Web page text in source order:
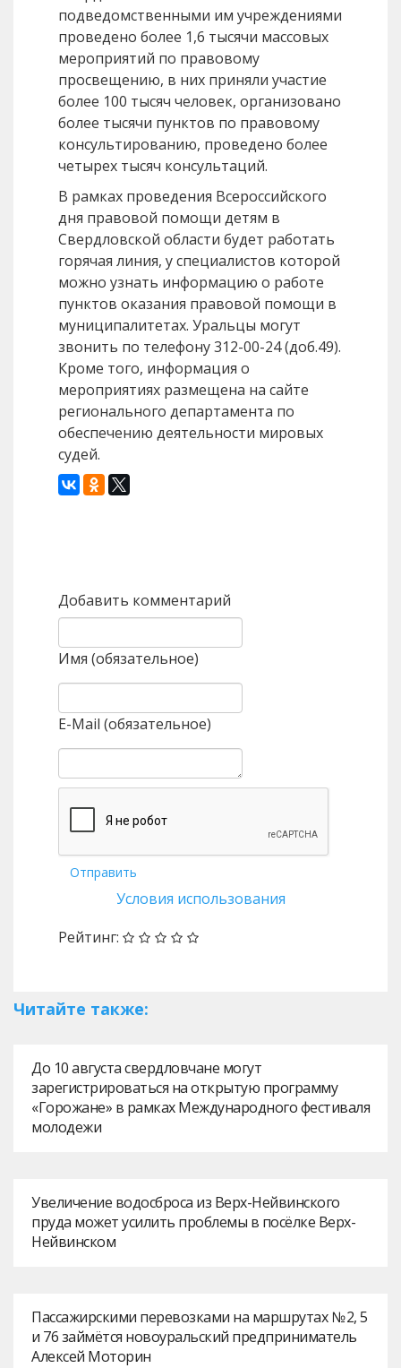
подведомственными им учреждениями
проведено более 1,6 тысячи массовых
мероприятий по правовому
просвещению, в них приняли участие
более 100 тысяч человек, организовано
более тысячи пунктов по правовому
консультированию, проведено более
четырех тысяч консультаций.
В рамках проведения Всероссийского
дня правовой помощи детям в
Свердловской области будет работать
горячая линия, у специалистов которой
можно узнать информацию о работе
пунктов оказания правовой помощи в
муниципалитетах. Уральцы могут
звонить по телефону 312-00-24 (доб.49).
Кроме того, информация о
мероприятиях размещена на сайте
регионального департамента по
обеспечению деятельности мировых
судей.
Добавить комментарий
Имя (обязательное)
E-Mail (обязательное)
Отправить
Условия использования
Рейтинг:
Читайте также:
До 10 августа свердловчане могут
зарегистрироваться на открытую программу
«Горожане» в рамках Международного фестиваля
молодежи
Увеличение водосброса из Верх-Нейвинского
пруда может усилить проблемы в посёлке Верх-
Нейвинском
Пассажирскими перевозками на маршрутах № 2, 5
и 76 займётся новоуральский предприниматель
Алексей Моторин